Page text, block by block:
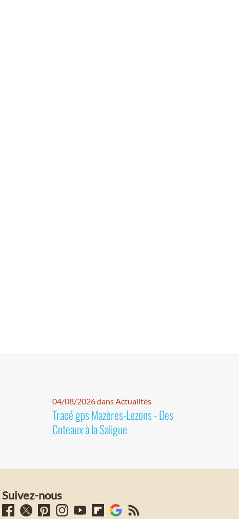
04/08/2026 dans Actualités
Tracé gps Mazères-Lezons - Des
Coteaux à la Saligue
Suivez-nous